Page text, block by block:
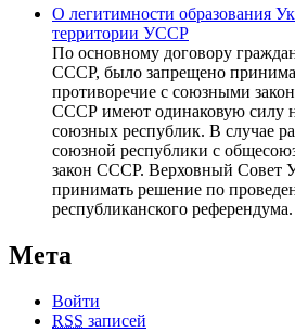
О легитимности образования
территории УССР
По основному договору
СССР, было запрещено
противоречие с союзными
СССР имеют одинаковую силу
союзных республик. В случае
союзной республики с
закон СССР. Верховный Совет
принимать решение по
республиканского
Мета
Войти
RSS записей